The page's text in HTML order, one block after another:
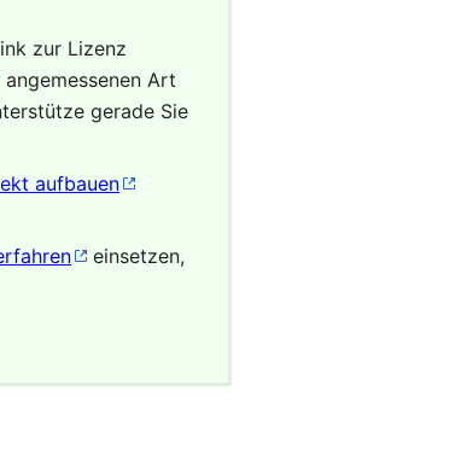
zur Lizenz
Art
gerade Sie
aufbauen
einsetzen,